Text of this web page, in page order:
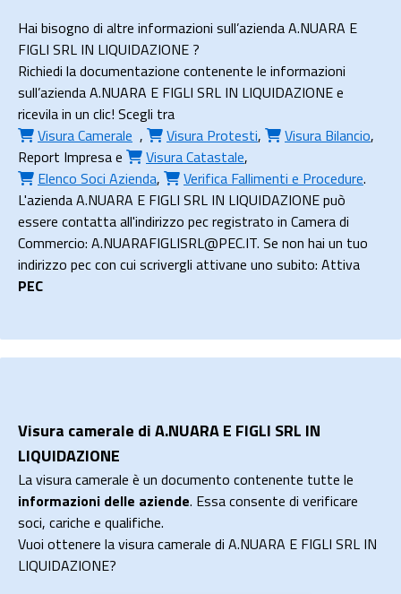
Hai bisogno di altre informazioni sull’azienda A.NUARA E
FIGLI SRL IN LIQUIDAZIONE ?
Richiedi la documentazione contenente le informazioni
sull’azienda A.NUARA E FIGLI SRL IN LIQUIDAZIONE e
ricevila in un clic! Scegli tra
Visura Camerale , Visura Protesti, Visura Bilancio,
Report Impresae Visura Catastale,
Elenco Soci Azienda, Verifica Fallimenti e Procedure.
L'azienda A.NUARA E FIGLI SRL IN LIQUIDAZIONE può
essere contatta all'indirizzo pec registrato in Camera di
Commercio: A.NUARAFIGLISRL@PEC.IT. Se non hai un tuo
indirizzo pec con cui scrivergli attivane uno subito: Attiva
PEC
Visura camerale di A.NUARA E FIGLI SRL IN
LIQUIDAZIONE
La visura camerale è un documento contenente tutte le
informazioni delle aziende. Essa consente di verificare
soci, cariche e qualifiche.
Vuoi ottenere la visura camerale di A.NUARA E FIGLI SRL IN
LIQUIDAZIONE?